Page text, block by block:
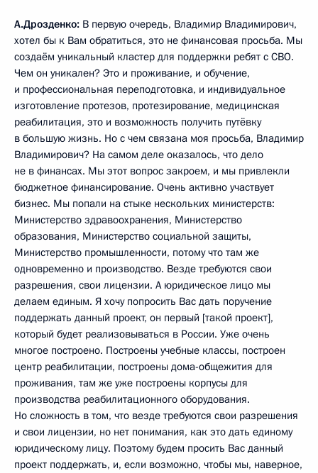
А.Дрозденко: В первую очередь, Владимир Владимирович,
хотел бы к Вам обратиться, это не финансовая просьба. Мы
создаём уникальный кластер для поддержки ребят с СВО.
Чем он уникален? Это и проживание, и обучение,
и профессиональная переподготовка, и индивидуальное
изготовление протезов, протезирование, медицинская
реабилитация, это и возможность получить путёвку
в большую жизнь. Но с чем связана моя просьба, Владимир
Владимирович? На самом деле оказалось, что дело
не в финансах. Мы этот вопрос закроем, и мы привлекли
бюджетное финансирование. Очень активно участвует
бизнес. Мы попали на стыке нескольких министерств:
Министерство здравоохранения, Министерство
образования, Министерство социальной защиты,
Министерство промышленности, потому что там же
одновременно и производство. Везде требуются свои
разрешения, свои лицензии. А юридическое лицо мы
делаем единым. Я хочу попросить Вас дать поручение
поддержать данный проект, он первый [такой проект],
который будет реализовываться в России. Уже очень
многое построено. Построены учебные классы, построен
центр реабилитации, построены дома-общежития для
проживания, там же уже построены корпусы для
производства реабилитационного оборудования.
Но сложность в том, что везде требуются свои разрешения
и свои лицензии, но нет понимания, как это дать единому
юридическому лицу. Поэтому будем просить Вас данный
проект поддержать, и, если возможно, чтобы мы, наверное,